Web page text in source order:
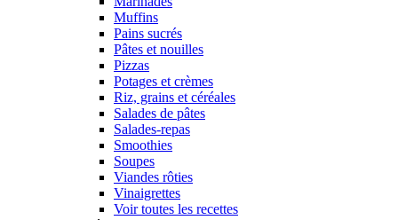
Muffins
Pains sucrés
Pâtes et nouilles
Pizzas
Potages et crèmes
Riz, grains et céréales
Salades de pâtes
Salades-repas
Smoothies
Soupes
Viandes rôties
Vinaigrettes
Voir toutes les recettes